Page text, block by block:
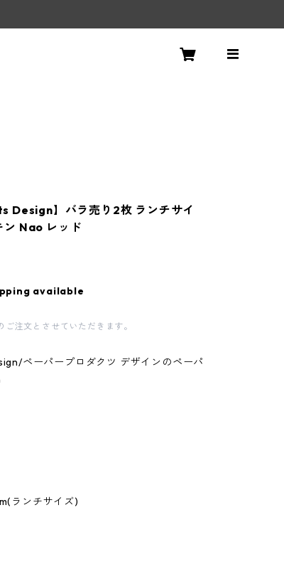
Design】バラ売り2枚 ランチサイ
ン Nao レッド
available
ご注文とさせていただきます。
ペーパープロダクツ デザインのペーパ
ランチサイズ)